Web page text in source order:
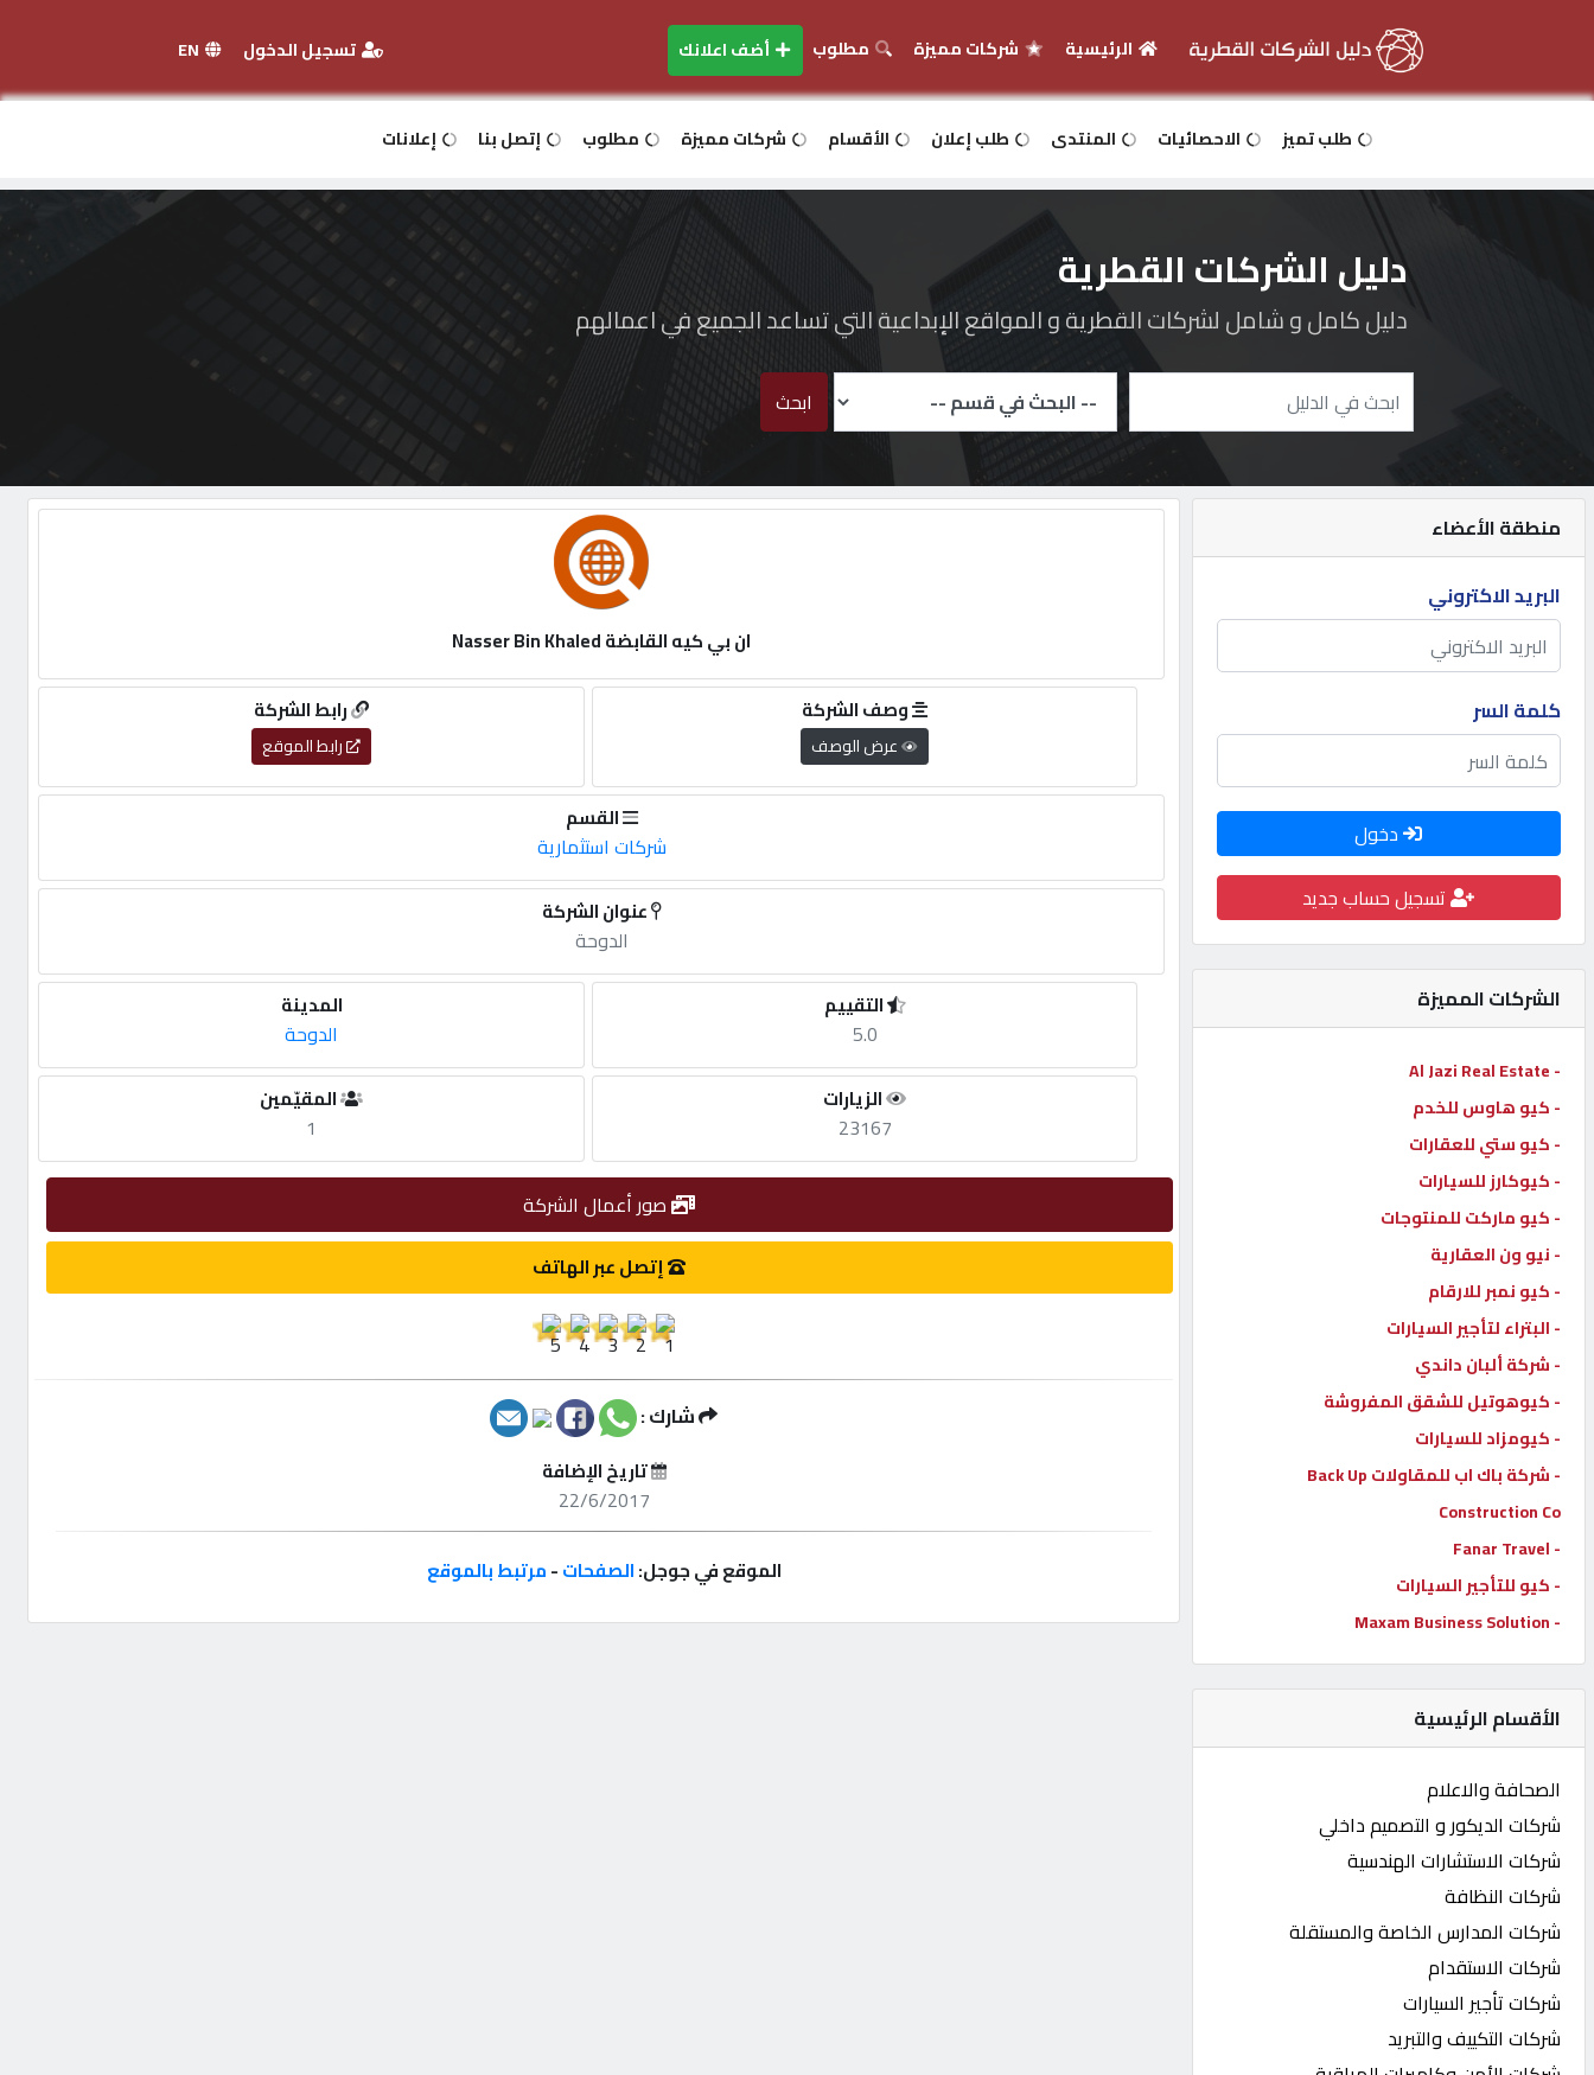
دخول
اعلانك
مطلوب
طلب
الاحصائيات
الأقسام
شركات
مميزة
إبحث
إتصل
بنا
إعلانات
المنتدى
كيو
مزاد
كيو
نمبر
كيو
كارز
كيو
الدليل
القطري
POWERED
QHOST
الرئيسية شركات مميزة مطلوب أضف اعلانك تسجيل الدخول
طلب تميز الاحصائيات المنتدى طلب إعلان الأقسام شركات مميزة مطلوب إتصل بنا إعلانات
دليل الشركات القطرية
دليل كامل و شامل لشركات القطرية و المواقع الإبداعية التي تساعد الجميع في اعمالهم
ابحث
منطقة الأعضاء
البريد الاكتروني
كلمة السر
دخول
تسجيل حساب جديد
الشركات المميزة
- Al Jazi Real Estate
- كيو هاوس للخدم
- كيو ستي للعقارات
- كيوكارز للسيارات
- كيو ماركت للمنتوجات
- نيو ون العقارية
- كيو نمبر للارقام
- البتراء لتأجير السيارات
- شركة ألبان داندي
- كيوهوتيل للشقق المفروشة
- كيومزاد للسيارات
- شركة باك اب للمقاولات Back Up
Construction Co
- Fanar Travel
- كيو للتأجير السيارات
- Maxam Business Solution
الأقسام الرئيسية
الصحافة والاعلام
شركات الديكور و التصميم داخلي
شركات الاستشارات الهندسية
شركات النظافة
شركات المدارس الخاصة والمستقلة
شركات الاستقدام
شركات تأجير السيارات
شركات التكييف والتبريد
ان بي كيه القابضة Nasser Bin Khaled
رابط الشركة
رابط الموقع
وصف الشركة
عرض الوصف
القسم
شركات استثمارية
عنوان الشركة
الدوحة
المدينة
الدوحة
التقييم
5.0
المقيّمين
1
الزيارات
23167
صور أعمال الشركة
إتصل عبر الهاتف
شارك :
تاريخ الإضافة
22/6/2017
الموقع في جوجل:الصفحات-مرتبط بالموقع